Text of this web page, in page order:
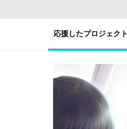
応援したプロジェクト